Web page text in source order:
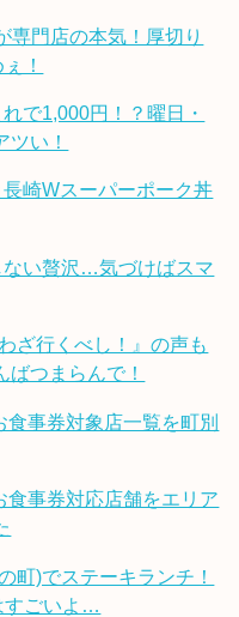
専門店の本気！厚切り
！
で1,000円！？曜日・
い！
崎Wスーパーポーク丼
ない贅沢…気づけばスマ
ざ行くべし！』の声も
つまらんで！
食事券対象店一覧を町別
食事券対応店舗をエリア
町)でステーキランチ！
すごいよ…